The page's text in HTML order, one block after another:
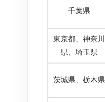
千葉県
東京都、神奈川
県、埼玉県
茨城県、栃木県